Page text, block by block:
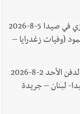
وفاة مصطفى محمد موسى 3-8-2026 والتعازي في صيدا 5-8-2026
(وفيات زغدرايا –
وفاة الشاب موسى محمد خلف عبد العزيز والدفن الأحد 2-8-2026
لبنان – جريدة